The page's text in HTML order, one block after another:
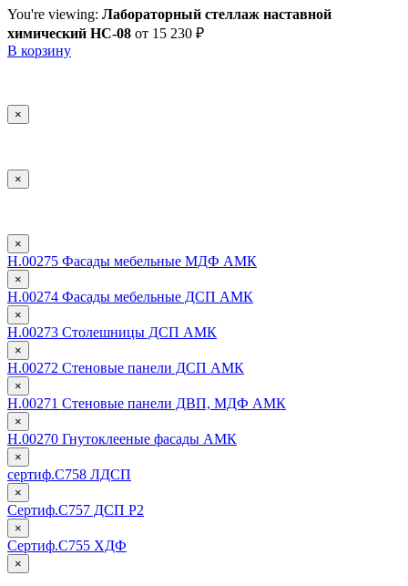
You're viewing: Лабораторный стеллаж наставной
химический НС-08 от 15 230 ₽
В корзину
×
×
×
Н.00275 Фасады мебельные МДФ АМК
×
Н.00274 Фасады мебельные ДСП АМК
×
Н.00273 Столешницы ДСП АМК
×
Н.00272 Стеновые панели ДСП АМК
×
Н.00271 Стеновые панели ДВП, МДФ АМК
×
Н.00270 Гнутоклееные фасады АМК
×
сертиф.С758 ЛДСП
×
Сертиф.С757 ДСП Р2
×
Сертиф.С755 ХДФ
×